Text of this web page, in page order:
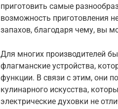
приготовить самые
возможность приготовления
запахов, благодаря чему, вы
Для многих производителей
флагманские устройства,
функции. В связи с этим, они
кулинарного искусства,
электрические духовки не